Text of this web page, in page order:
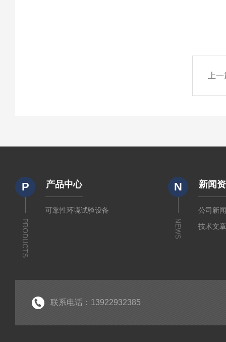
上
P
PRODUCTS
产品中心
可靠性环境试验设备
N
NEWS
新闻
公司新
技术文
联系电话：13922932385